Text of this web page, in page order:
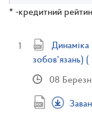
* -кредитний
Динаміка
зобов’язань)
08